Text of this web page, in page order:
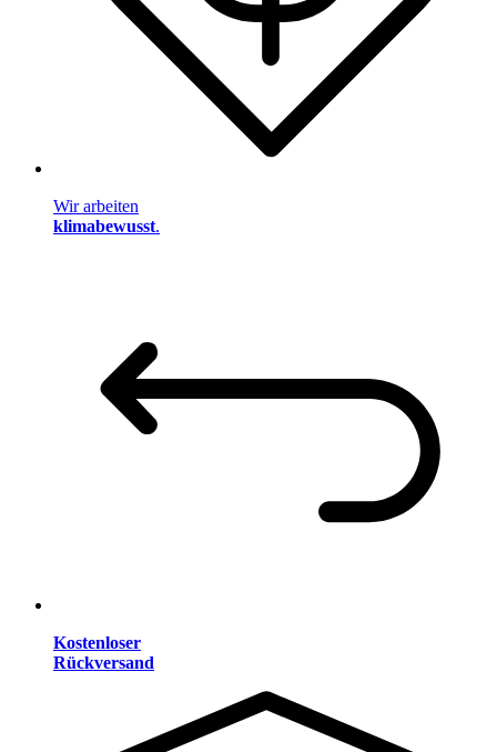
Wir arbeiten
klimabewusst.
Kostenloser
Rückversand